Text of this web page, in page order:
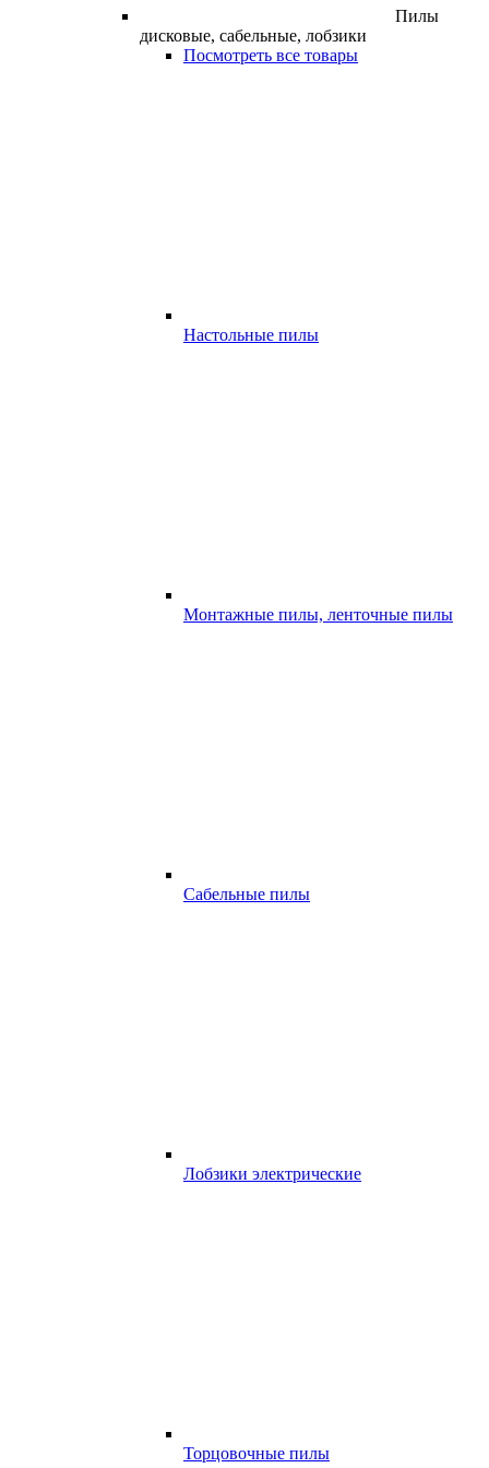
Пилы
дисковые, сабельные, лобзики
Посмотреть все товары
Настольные пилы
Монтажные пилы, ленточные пилы
Сабельные пилы
Лобзики электрические
Торцовочные пилы